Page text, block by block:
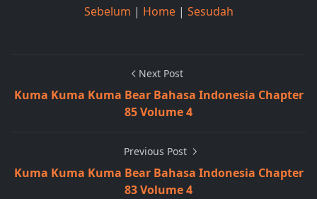
Sebelum | Home | Sesudah
Next Post
Kuma Kuma Kuma Bear Bahasa Indonesia Chapter
85 Volume 4
Previous Post
Kuma Kuma Kuma Bear Bahasa Indonesia Chapter
83 Volume 4